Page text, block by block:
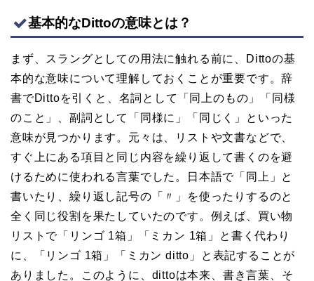
基本的なDittoの意味とは？
まず、スラングとしての用法に触れる前に、Dittoの基
本的な意味について理解しておくことが重要です。辞
書でDittoを引くと、名詞として「同上のもの」「同様
のこと」、副詞として「同様に」「同じく」といった
意味が見つかります。元々は、リストや文書などで、
すぐ上にある項目と同じ内容を繰り返して書くのを避
けるために使われる言葉でした。日本語で「同上」と
書いたり、繰り返し記号の「〃」を使ったりするのと
全く同じ役割を果たしていたのです。例えば、買い物
リストで「リンゴ 1箱」「ミカン 1箱」と書く代わり
に、「リンゴ 1箱」「ミカン ditto」と表記することが
ありました。このように、dittoは本来、書き言葉、そ